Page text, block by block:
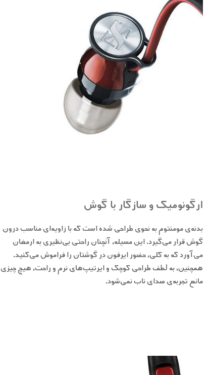
ارگونومیک و سازگار با گوش
بدنه‌ی مومنتوم به نحوی طراحی شده است که با زاویه‌ای مناسب درون
گوش قرار می‌گیرد. این مسئله، آنچنان راحتی بی‌نظیری به ارمغان
می‌آورد که به کلی، حضور ایرفون در گوشتان را فراموش می‌کنید.
همچنین، به لطف طراحی کوچک و ایرتیپ‌های نرم و راحت، هیچ چیزی
مانع تجربه‌ی صدای ناب نمی‌شود.